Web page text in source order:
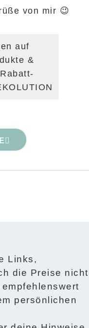
von mir 😉
auf
&
Links,
die Preise nicht
persönlichen